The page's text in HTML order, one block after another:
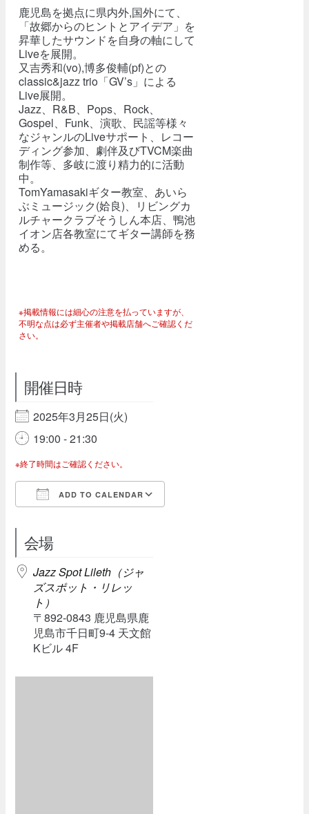
鹿児島を拠点に県内外,国外にて、
「故郷からのヒントとアイデア」を
昇華したサウンドを自身の軸にして
Liveを展開。
又吉秀和(vo),博多俊輔(pf)との
classic&jazz trio「GV’s」による
Live展開。
Jazz、R&B、Pops、Rock、
Gospel、Funk、演歌、民謡等様々
なジャンルのLiveサポート、レコー
ディング参加、劇伴及びTVCM楽曲
制作等、多岐に渡り精力的に活動
中。
TomYamasakiギター教室、あいら
ぶミュージック(姶良)、リビングカ
ルチャークラブそうしん本店、鴨池
イオン店各教室にてギター講師を務
める。
※掲載情報には細心の注意を払っていますが、
不明な点は必ず主催者や掲載店舗へご確認くだ
さい。
開催日時
2025年3月25日(火)
19:00 - 21:30
※終了時間はご確認ください。
ADD TO CALENDAR
会場
Jazz Spot Lileth（ジャ
ズスポット・リレッ
ト）
〒892-0843 鹿児島県鹿
児島市千日町9-4 天文館
Kビル 4F